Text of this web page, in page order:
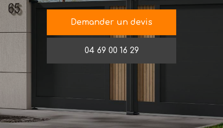
Demander un devis
04 69 00 16 29